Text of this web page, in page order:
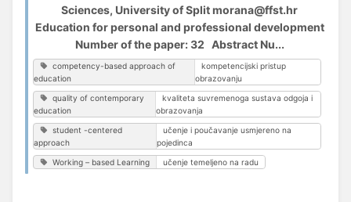
Sciences, University of Split morana@ffst.hr
Education for personal and professional development
Number of the paper: 32 Abstract Nu...
competency-based approach of
education
kompetencijski pristup
obrazovanju
quality of contemporary
education
kvaliteta suvremenoga sustava odgoja i
obrazovanja
student -centered
approach
učenje i poučavanje usmjereno na
pojedinca
Working – based Learning učenje temeljeno na radu